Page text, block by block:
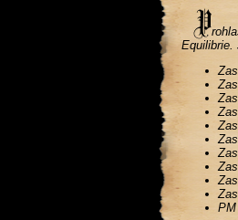
Equilibrie.